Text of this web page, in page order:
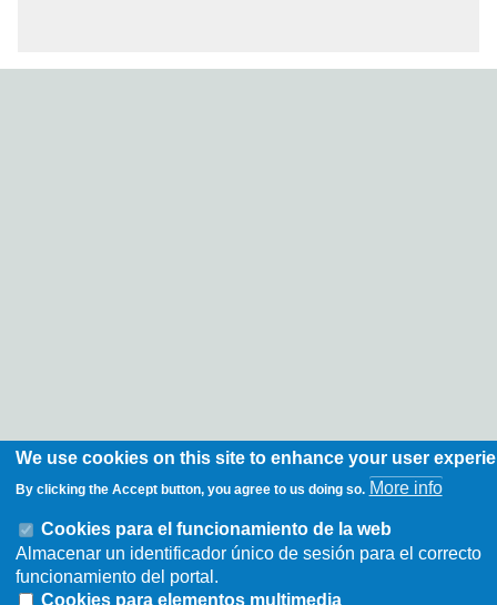
We use cookies on this site to enhance your user
By clicking the Accept button, you agree to us doing so. More info
Cookies para el funcionamiento de la web
Almacenar un identificador único de sesión para el correcto
funcionamiento del portal.
Cookies para elementos multimedia